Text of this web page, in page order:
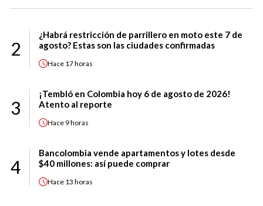
2
¿Habrá restricción de parrillero en moto este 7 de
agosto? Estas son las ciudades confirmadas
Hace 17 horas
3
¡Tembló en Colombia hoy 6 de agosto de 2026!
Atento al reporte
Hace 9 horas
4
Bancolombia vende apartamentos y lotes desde
$40 millones: así puede comprar
Hace 13 horas